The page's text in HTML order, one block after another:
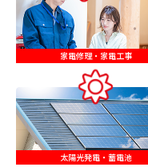
家電修理・家電工事
太陽光発電・蓄電池